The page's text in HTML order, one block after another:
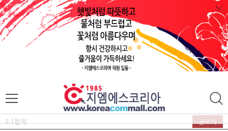
1:1문의 글쓰기